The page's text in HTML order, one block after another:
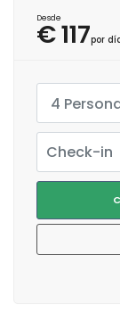
Desde
€ 117por
4